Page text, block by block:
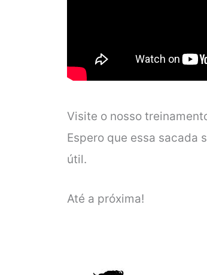
Visite o nosso
Espero que essa sacada
útil.
Até a próxima!